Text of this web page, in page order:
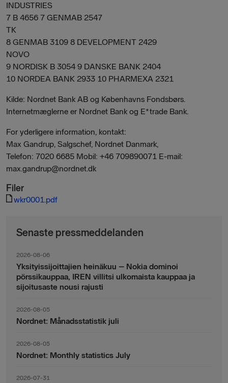
INDUSTRIES
7 B 4656 7 GENMAB 2547
TK
8 GENMAB 3109 8 DEVELOPMENT 2429
NOVO
9 NORDISK B 3054 9 DANSKE BANK 2404
10 NORDEA BANK 2933 10 PHARMEXA 2321
Kilde: Nordnet Bank AB og Københavns Fondsbørs.
Internetmæglerne er Nordnet Bank og E*trade Bank.
For yderligere information, kontakt:
Max Gandrup, Salgschef, Nordnet Danmark,
Telefon: 7020 6685 Mobil: +46 709890071 E-mail:
max.gandrup@nordnet.dk
Filer
wkr0001.pdf
Senaste pressmeddelanden
2026-08-06
Yksityissijoittajien heinäkuu – Nokia dominoi
pörssikauppaa, IREN villitsi ulkomaista kauppaa ja
sijoitusaste nousi rajusti
2026-08-05
Nordnet: Månadsstatistik juli
2026-08-05
Nordnet: Monthly statistics July
2026-07-31